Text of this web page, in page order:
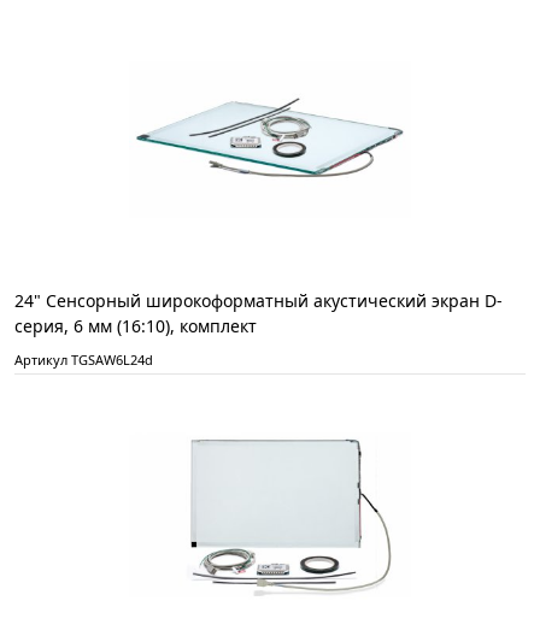
24" Сенсорный широкоформатный акустический экран D-
серия, 6 мм (16:10), комплект
Артикул TGSAW6L24d